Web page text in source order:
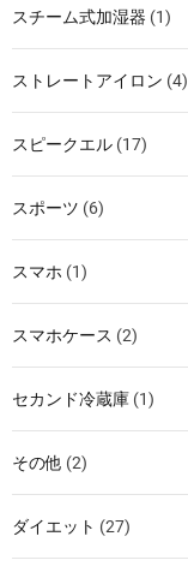
スチーム式加湿器 (1)
ストレートアイロン (4)
スピークエル (17)
スポーツ (6)
スマホ (1)
スマホケース (2)
セカンド冷蔵庫 (1)
その他 (2)
ダイエット (27)